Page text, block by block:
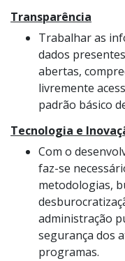
Transparência
Trabalhar as
dados
abertas,
livremente
padrão básico
Tecnologia e
Com o
faz-se
metodologias,
administração
segurança dos
programas.